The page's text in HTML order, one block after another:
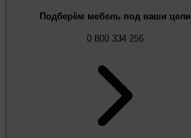
Подберём мебель под ваши цели
0 800 334 256